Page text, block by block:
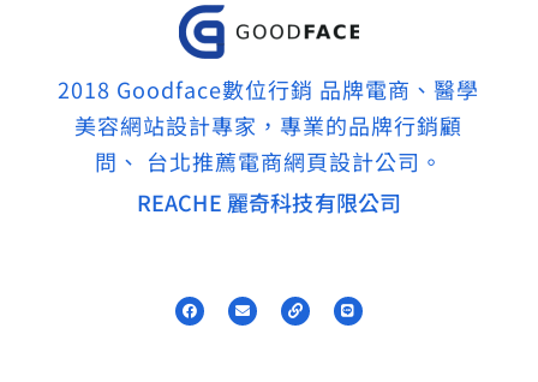
2018 Goodface數位行銷 品牌電商、醫學
美容網站設計專家，專業的品牌行銷顧
問、 台北推薦電商網頁設計公司。
REACHE 麗奇科技有限公司
F
a
c
E
n
v
L
i
n
L
i
n